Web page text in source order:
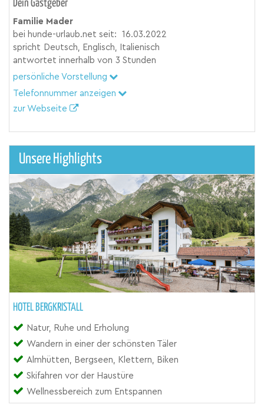
Dein Gastgeber
Familie Mader
bei hunde-urlaub.net seit:
16.03.2022
spricht Deutsch, Englisch, Italienisch
antwortet innerhalb von 3 Stunden
persönliche Vorstellung
Telefonnummer anzeigen
zur Webseite
Unsere Highlights
HOTEL BERGKRISTALL
Natur, Ruhe und Erholung
Wandern in einer der schönsten Täler
Almhütten, Bergseen, Klettern, Biken
Skifahren vor der Haustüre
Wellnessbereich zum Entspannen